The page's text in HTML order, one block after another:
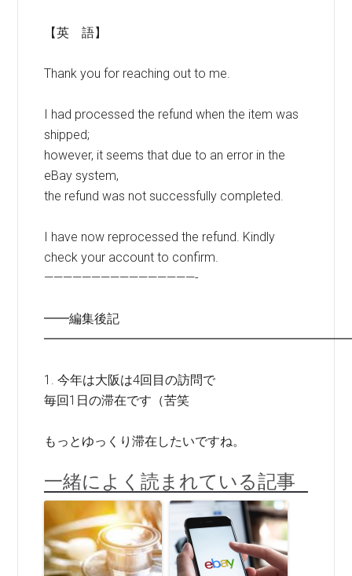
【英 語】
Thank you for reaching out to me.
I had processed the refund when the item was
shipped;
however, it seems that due to an error in the
eBay system,
the refund was not successfully completed.
I have now reprocessed the refund. Kindly
check your account to confirm.
————————————————-
━━編集後記
1. 今年は大阪は4回目の訪問で
毎回1日の滞在です（苦笑
もっとゆっくり滞在したいですね。
一緒によく読まれている記事